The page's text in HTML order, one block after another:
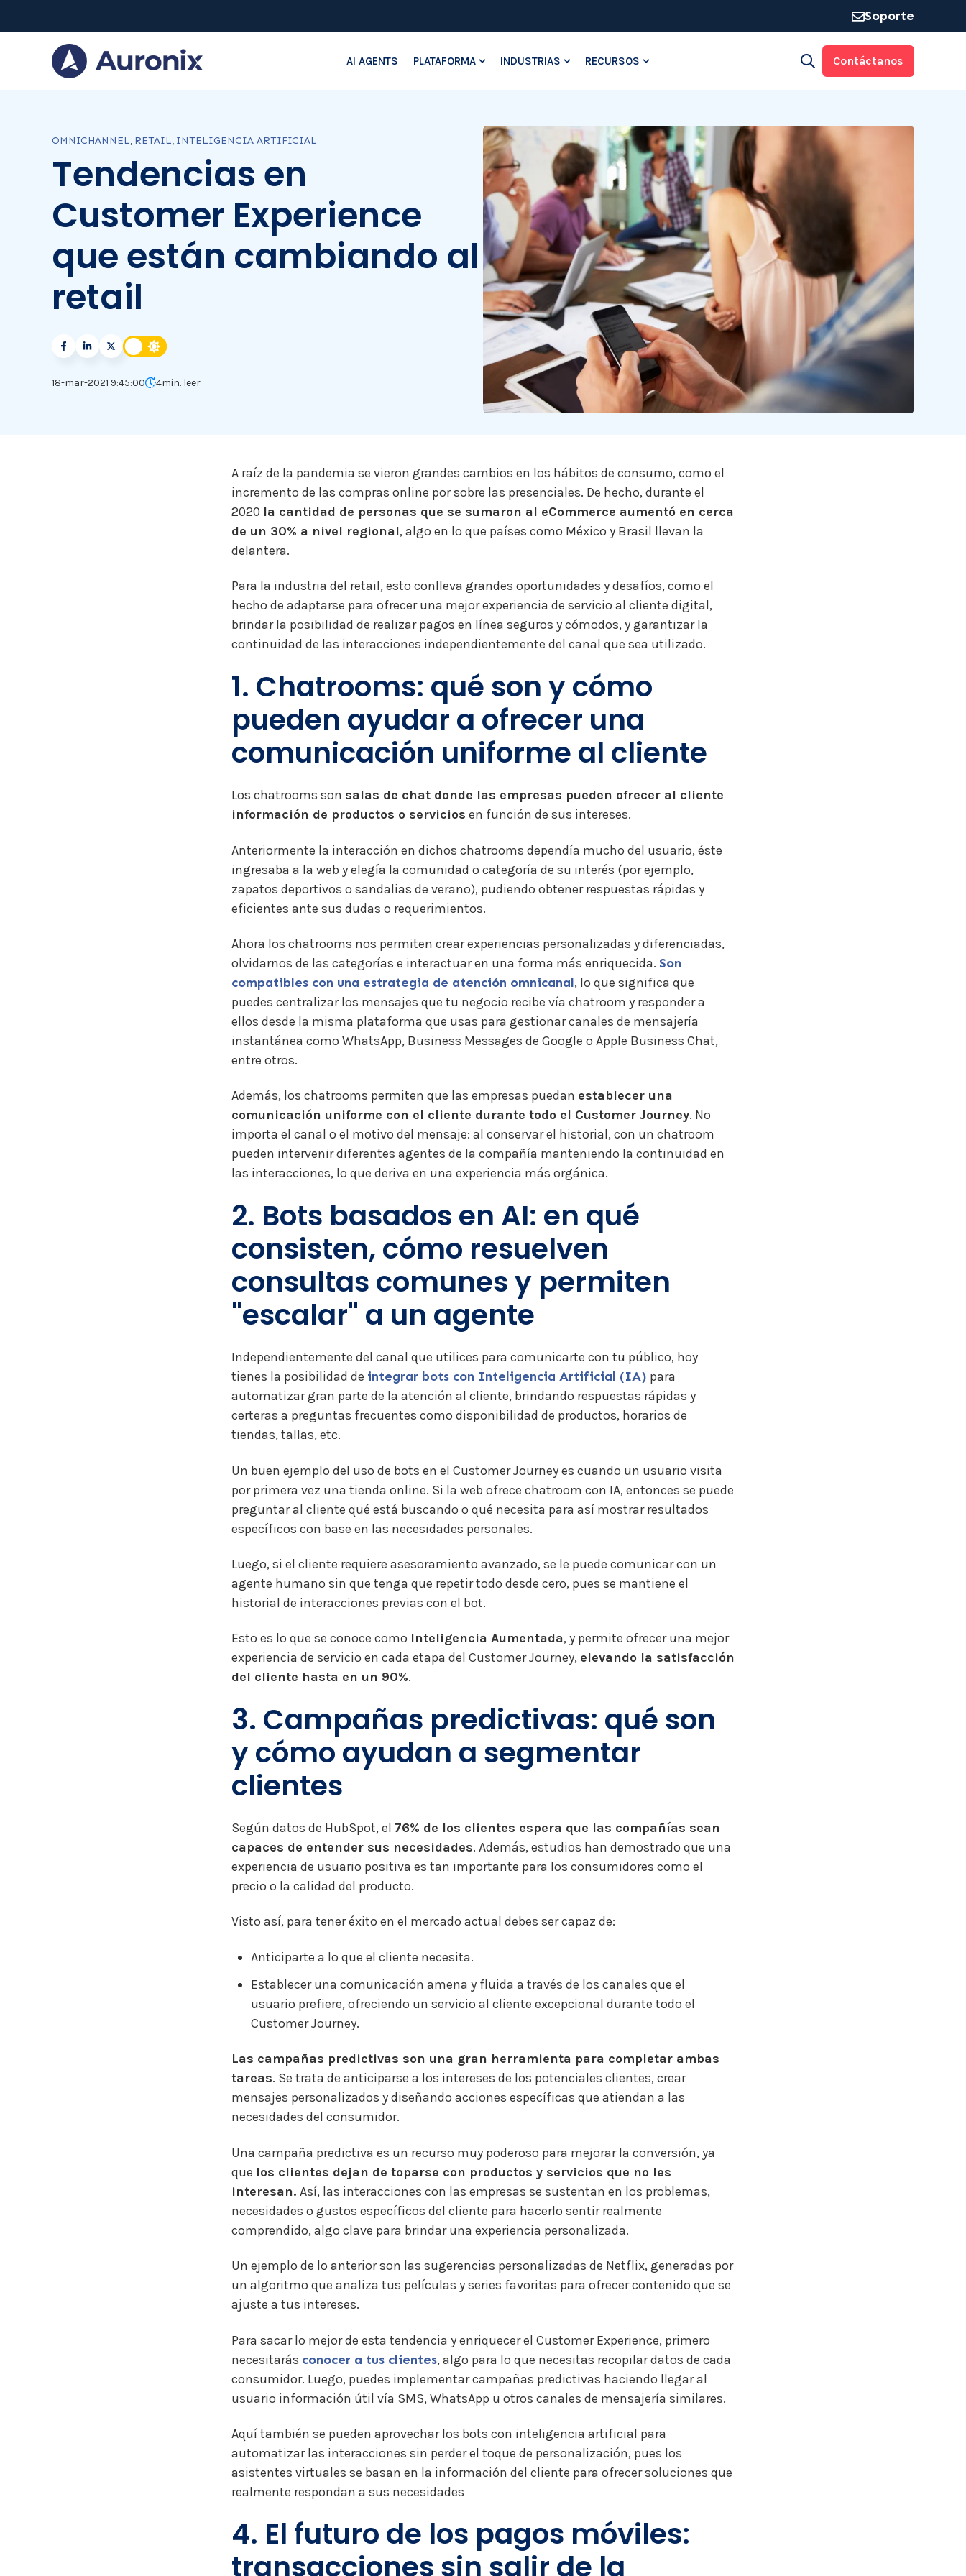
Soporte
AI AGENTS PLATAFORMA
Show submenu for Plataforma
INDUSTRIAS
Show submenu for Industrias
RECURSOS
Show submenu for RecursosOpen search
Contáctanos
OMNICHANNEL, RETAIL, INTELIGENCIA ARTIFICIAL
Tendencias en
Customer Experience
que están cambiando al
retail
18-mar-2021 9:45:00 4min. leer
A raíz de la pandemia se vieron grandes cambios en los hábitos de consumo, como el
incremento de las compras online por sobre las presenciales. De hecho, durante el
2020 la cantidad de personas que se sumaron al eCommerce aumentó en cerca
de un 30% a nivel regional, algo en lo que países como México y Brasil llevan la
delantera.
Para la industria del retail, esto conlleva grandes oportunidades y desafíos, como el
hecho de adaptarse para ofrecer una mejor experiencia de servicio al cliente digital,
brindar la posibilidad de realizar pagos en línea seguros y cómodos, y garantizar la
continuidad de las interacciones independientemente del canal que sea utilizado.
1. Chatrooms: qué son y cómo
pueden ayudar a ofrecer una
comunicación uniforme al cliente
Los chatrooms son salas de chat donde las empresas pueden ofrecer al cliente
información de productos o servicios en función de sus intereses.
Anteriormente la interacción en dichos chatrooms dependía mucho del usuario, éste
ingresaba a la web y elegía la comunidad o categoría de su interés (por ejemplo,
zapatos deportivos o sandalias de verano), pudiendo obtener respuestas rápidas y
eficientes ante sus dudas o requerimientos.
Ahora los chatrooms nos permiten crear experiencias personalizadas y diferenciadas,
olvidarnos de las categorías e interactuar en una forma más enriquecida. Son
compatibles con una estrategia de atención omnicanal, lo que significa que
puedes centralizar los mensajes que tu negocio recibe vía chatroom y responder a
ellos desde la misma plataforma que usas para gestionar canales de mensajería
instantánea como WhatsApp, Business Messages de Google o Apple Business Chat,
entre otros.
Además, los chatrooms permiten que las empresas puedan establecer una
comunicación uniforme con el cliente durante todo el Customer Journey. No
importa el canal o el motivo del mensaje: al conservar el historial, con un chatroom
pueden intervenir diferentes agentes de la compañía manteniendo la continuidad en
las interacciones, lo que deriva en una experiencia más orgánica.
2. Bots basados en AI: en qué
consisten, cómo resuelven
consultas comunes y permiten
"escalar" a un agente
Independientemente del canal que utilices para comunicarte con tu público, hoy
tienes la posibilidad de integrar bots con Inteligencia Artificial (IA) para
automatizar gran parte de la atención al cliente, brindando respuestas rápidas y
certeras a preguntas frecuentes como disponibilidad de productos, horarios de
tiendas, tallas, etc.
Un buen ejemplo del uso de bots en el Customer Journey es cuando un usuario visita
por primera vez una tienda online. Si la web ofrece chatroom con IA, entonces se puede
preguntar al cliente qué está buscando o qué necesita para así mostrar resultados
específicos con base en las necesidades personales.
Luego, si el cliente requiere asesoramiento avanzado, se le puede comunicar con un
agente humano sin que tenga que repetir todo desde cero, pues se mantiene el
historial de interacciones previas con el bot.
Esto es lo que se conoce como Inteligencia Aumentada, y permite ofrecer una mejor
experiencia de servicio en cada etapa del Customer Journey, elevando la satisfacción
del cliente hasta en un 90%.
3. Campañas predictivas: qué son
y cómo ayudan a segmentar
clientes
Según datos de HubSpot, el 76% de los clientes espera que las compañías sean
capaces de entender sus necesidades. Además, estudios han demostrado que una
experiencia de usuario positiva es tan importante para los consumidores como el
precio o la calidad del producto.
Visto así, para tener éxito en el mercado actual debes ser capaz de:
Anticiparte a lo que el cliente necesita.
Establecer una comunicación amena y fluida a través de los canales que el
usuario prefiere, ofreciendo un servicio al cliente excepcional durante todo el
Customer Journey.
Las campañas predictivas son una gran herramienta para completar ambas
tareas. Se trata de anticiparse a los intereses de los potenciales clientes, crear
mensajes personalizados y diseñando acciones específicas que atiendan a las
necesidades del consumidor.
Una campaña predictiva es un recurso muy poderoso para mejorar la conversión, ya
que los clientes dejan de toparse con productos y servicios que no les
interesan. Así, las interacciones con las empresas se sustentan en los problemas,
necesidades o gustos específicos del cliente para hacerlo sentir realmente
comprendido, algo clave para brindar una experiencia personalizada.
Un ejemplo de lo anterior son las sugerencias personalizadas de Netflix, generadas por
un algoritmo que analiza tus películas y series favoritas para ofrecer contenido que se
ajuste a tus intereses.
Para sacar lo mejor de esta tendencia y enriquecer el Customer Experience, primero
necesitarás conocer a tus clientes, algo para lo que necesitas recopilar datos de cada
consumidor. Luego, puedes implementar campañas predictivas haciendo llegar al
usuario información útil vía SMS, WhatsApp u otros canales de mensajería similares.
Aquí también se pueden aprovechar los bots con inteligencia artificial para
automatizar las interacciones sin perder el toque de personalización, pues los
asistentes virtuales se basan en la información del cliente para ofrecer soluciones que
realmente respondan a sus necesidades
4. El futuro de los pagos móviles:
transacciones sin salir de la